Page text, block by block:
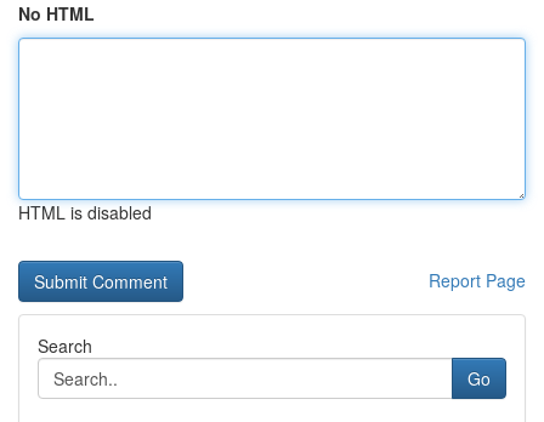
No HTML
HTML is disabled
Report Page
Search
Go